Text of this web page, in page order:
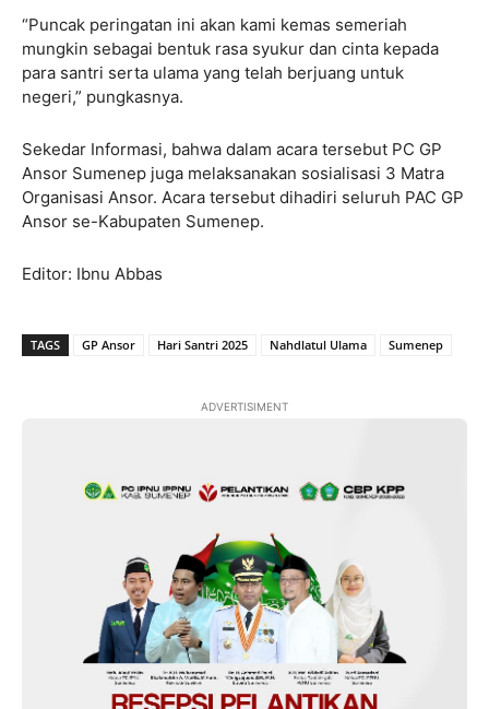
“Puncak peringatan ini akan kami kemas semeriah
mungkin sebagai bentuk rasa syukur dan cinta kepada
para santri serta ulama yang telah berjuang untuk
negeri,” pungkasnya.
Sekedar Informasi, bahwa dalam acara tersebut PC GP
Ansor Sumenep juga melaksanakan sosialisasi 3 Matra
Organisasi Ansor. Acara tersebut dihadiri seluruh PAC GP
Ansor se-Kabupaten Sumenep.
Editor: Ibnu Abbas
TAGS GP Ansor Hari Santri 2025 Nahdlatul Ulama Sumenep
ADVERTISIMENT